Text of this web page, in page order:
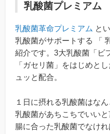
乳酸菌プレミアム
乳酸菌革命プレミアム と
乳酸菌がサポートする 「
紹介です。3大乳酸菌「ビ
「ガセリ菌」をはじめと
ュッと配合。
１日に摂れる乳酸菌はな
乳酸菌があちこちでいい
腸に合った乳酸菌でなけれ